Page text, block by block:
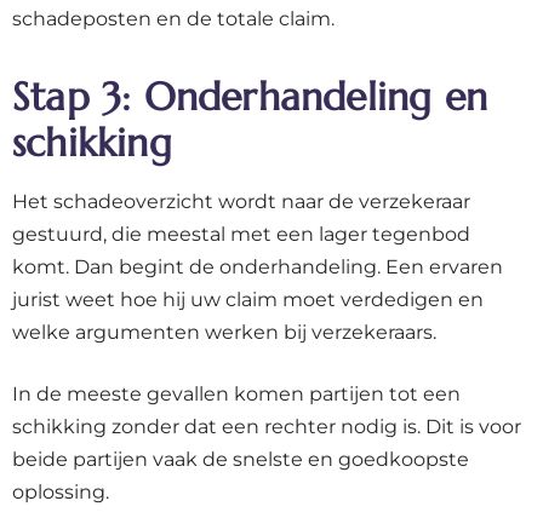
schadeposten en de totale claim.
Stap 3: Onderhandeling en
schikking
Het schadeoverzicht wordt naar de verzekeraar
gestuurd, die meestal met een lager tegenbod
komt. Dan begint de onderhandeling. Een ervaren
jurist weet hoe hij uw claim moet verdedigen en
welke argumenten werken bij verzekeraars.
In de meeste gevallen komen partijen tot een
schikking zonder dat een rechter nodig is. Dit is voor
beide partijen vaak de snelste en goedkoopste
oplossing.